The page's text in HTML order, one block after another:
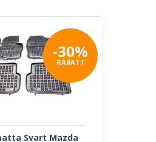
-30%
RABATT
Svart Mazda